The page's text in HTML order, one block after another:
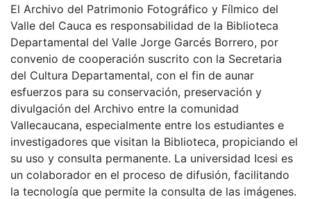
El Archivo del Patrimonio Fotográfico y Fílmico del
Valle del Cauca es responsabilidad de la Biblioteca
Departamental del Valle Jorge Garcés Borrero, por
convenio de cooperación suscrito con la Secretaria
del Cultura Departamental, con el fin de aunar
esfuerzos para su conservación, preservación y
divulgación del Archivo entre la comunidad
Vallecaucana, especialmente entre los estudiantes e
investigadores que visitan la Biblioteca, propiciando el
su uso y consulta permanente. La universidad Icesi es
un colaborador en el proceso de difusión, facilitando
la tecnología que permite la consulta de las imágenes.